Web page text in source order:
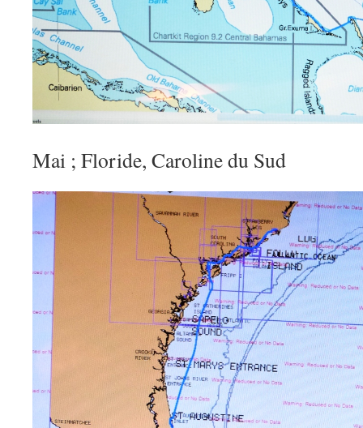
Mai ; Floride, Caroline du Sud